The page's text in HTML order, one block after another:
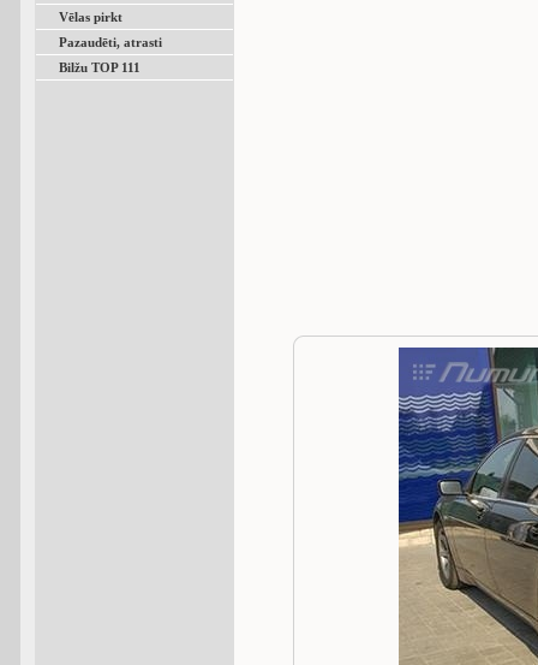
Vēlas pirkt
Pazaudēti, atrasti
Bilžu TOP 111